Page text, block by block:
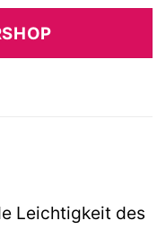
Leichtigkeit des